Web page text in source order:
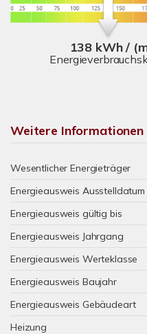
138 kWh /
Weitere Informationen
Wesentlicher Energieträger
Energieausweis Ausstelldatum
Energieausweis gültig bis
Energieausweis Jahrgang
Energieausweis Werteklasse
Energieausweis Baujahr
Energieausweis Gebäudeart
Heizung